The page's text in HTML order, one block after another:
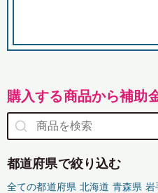
購入する商品から補助
都道府県で絞り込む
全ての都道府県 北海道 青森県 岩